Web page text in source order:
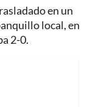
en un
local, en
2-0.